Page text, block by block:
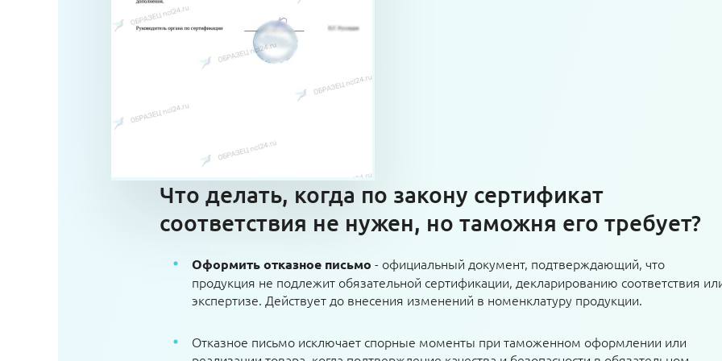
Что делать, когда по закону сертификат
соответствия не нужен, но таможня его требует?
Оформить отказное письмо - официальный документ, подтверждающий, что
продукция не подлежит обязательной сертификации, декларированию соответствия
экспертизе. Действует до внесения изменений в номенклатуру продукции.
Отказное письмо исключает спорные моменты при таможенном оформлении или